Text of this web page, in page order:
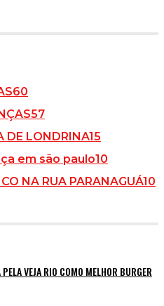
60
57
DE LONDRINA15
em são paulo10
NA RUA PARANAGUÁ10
VEJA RIO COMO MELHOR BURGER